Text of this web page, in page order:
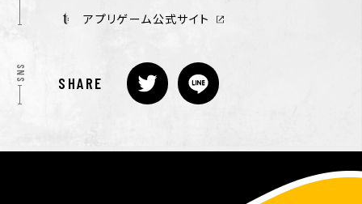
アプリゲーム公式サイト
SNS
SHARE